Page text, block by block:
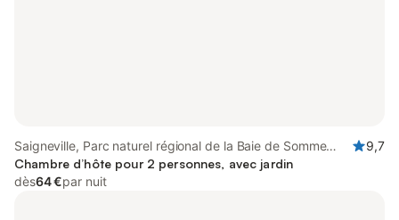
Saigneville, Parc naturel régional de la Baie de Somme
Picardie Maritime
9,7
Chambre d’hôte pour 2 personnes, avec jardin
dès64 €par nuit